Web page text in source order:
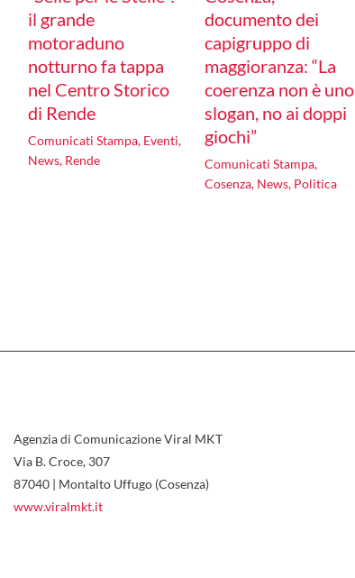
il grande
motoraduno
notturno fa tappa
nel Centro Storico
di Rende
Comunicati Stampa, Eventi,
News, Rende
documento dei
capigruppo di
maggioranza: “La
coerenza non è uno
slogan, no ai doppi
giochi”
Comunicati Stampa,
Cosenza, News, Politica
Agenzia di Comunicazione Viral MKT
Via B. Croce, 307
87040 | Montalto Uffugo (Cosenza)
www.viralmkt.it